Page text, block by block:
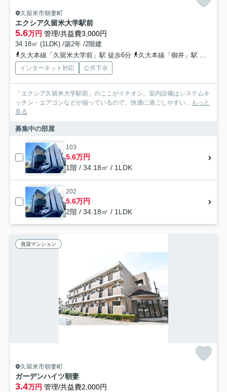
久留米市朝妻町
エクシア久留米大学駅前
5.6万円 管理/共益費3,000円
34.18㎡ (1LDK) /築2年 /2階建
久大本線「久留米大学前」駅 徒歩6分
久大本線「御井」駅 徒歩24分
インターネット対応 公共下水
「エクシア久留米大学駅前」のここがイチオシ。室内設備はシステムキ
ッチン・エアコンなどが揃っているので、快適に過ごしやすい... もっと
見る
募集中の部屋
103
5.6万円
1階 / 34.18㎡ / 1LDK
202
5.6万円
2階 / 34.18㎡ / 1LDK
賃貸マンション
久留米市朝妻町
ガーデンハイツ朝妻
3.4万円 管理/共益費2,000円